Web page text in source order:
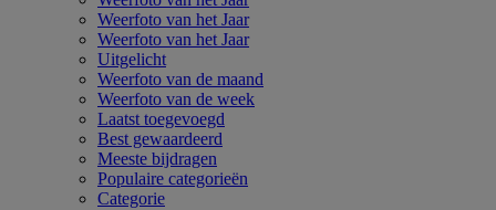
Weerfoto van het Jaar
Weerfoto van het Jaar
Uitgelicht
Weerfoto van de maand
Weerfoto van de week
Laatst toegevoegd
Best gewaardeerd
Meeste bijdragen
Populaire categorieën
Categorie